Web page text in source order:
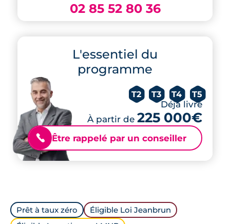
02 85 52 80 36
L'essentiel du
programme
T2 T3 T4 T5
Déjà livré
À partir de 225 000€
📞 Être rappelé par un conseiller
Prêt à taux zéro
Éligible Loi Jeanbrun